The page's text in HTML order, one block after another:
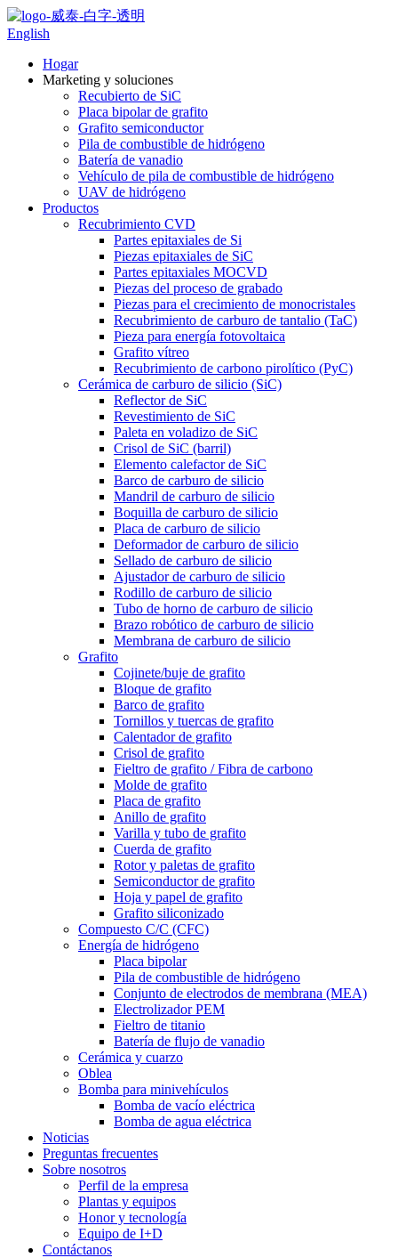
English
Hogar
Marketing y soluciones
Recubierto de SiC
Placa bipolar de grafito
Grafito semiconductor
Pila de combustible de hidrógeno
Batería de vanadio
Vehículo de pila de combustible de hidrógeno
UAV de hidrógeno
Productos
Recubrimiento CVD
Partes epitaxiales de Si
Piezas epitaxiales de SiC
Partes epitaxiales MOCVD
Piezas del proceso de grabado
Piezas para el crecimiento de monocristales
Recubrimiento de carburo de tantalio (TaC)
Pieza para energía fotovoltaica
Grafito vítreo
Recubrimiento de carbono pirolítico (PyC)
Cerámica de carburo de silicio (SiC)
Reflector de SiC
Revestimiento de SiC
Paleta en voladizo de SiC
Crisol de SiC (barril)
Elemento calefactor de SiC
Barco de carburo de silicio
Mandril de carburo de silicio
Boquilla de carburo de silicio
Placa de carburo de silicio
Deformador de carburo de silicio
Sellado de carburo de silicio
Ajustador de carburo de silicio
Rodillo de carburo de silicio
Tubo de horno de carburo de silicio
Brazo robótico de carburo de silicio
Membrana de carburo de silicio
Grafito
Cojinete/buje de grafito
Bloque de grafito
Barco de grafito
Tornillos y tuercas de grafito
Calentador de grafito
Crisol de grafito
Fieltro de grafito / Fibra de carbono
Molde de grafito
Placa de grafito
Anillo de grafito
Varilla y tubo de grafito
Cuerda de grafito
Rotor y paletas de grafito
Semiconductor de grafito
Hoja y papel de grafito
Grafito siliconizado
Compuesto C/C (CFC)
Energía de hidrógeno
Placa bipolar
Pila de combustible de hidrógeno
Conjunto de electrodos de membrana (MEA)
Electrolizador PEM
Fieltro de titanio
Batería de flujo de vanadio
Cerámica y cuarzo
Oblea
Bomba para minivehículos
Bomba de vacío eléctrica
Bomba de agua eléctrica
Noticias
Preguntas frecuentes
Sobre nosotros
Perfil de la empresa
Plantas y equipos
Honor y tecnología
Equipo de I+D
Contáctanos